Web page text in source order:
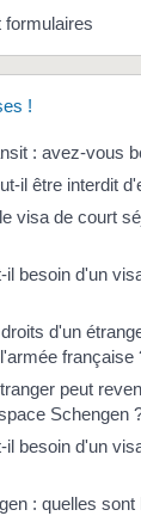
formulaires
!
: avez-vous
il être interdit
visa de court
il besoin d'un
d'un
française
peut
Schengen
il besoin d'un
: quelles sont